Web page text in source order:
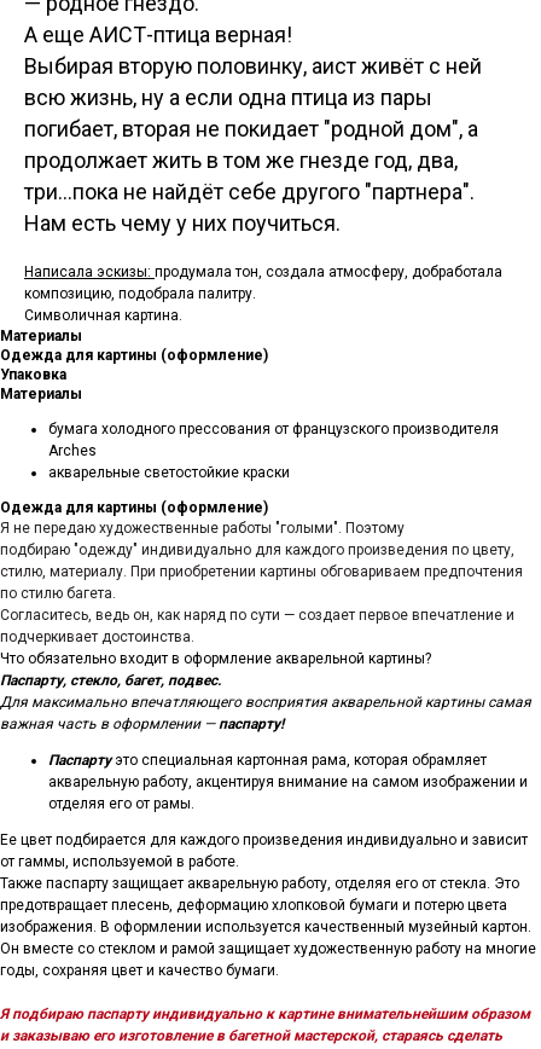
А еще АИСТ-птица верная!
Выбирая вторую половинку, аист живёт с ней
всю жизнь, ну а если одна птица из пары
погибает, вторая не покидает "родной дом", а
продолжает жить в том же гнезде год, два,
три...пока не найдёт себе другого "партнера".
Нам есть чему у них поучиться.
Написала эскизы: продумала тон, создала атмосферу, добработала
композицию, подобрала палитру.
Символичная картина.
Материалы
Одежда для картины (оформление)
Упаковка
Материалы
бумага холодного прессования от французского производителя
Arches
акварельные светостойкие краски
Одежда для картины (оформление)
Я не передаю художественные работы "голыми". Поэтому
подбираю "одежду" индивидуально для каждого произведения по цвету,
стилю, материалу. При приобретении картины обговариваем предпочтения
по стилю багета.
Согласитесь, ведь он, как наряд по сути — создает первое впечатление и
подчеркивает достоинства.
Что обязательно входит в оформление акварельной картины?
Паспарту, стекло, багет, подвес.
Для максимально впечатляющего восприятия акварельной картины самая
важная часть в оформлении —паспарту!
Паспартуэто специальная картонная рама, которая обрамляет
акварельную работу, акцентируя внимание на самом изображении и
отделяя его от рамы.
Ее цвет подбирается для каждого произведения индивидуально и зависит
от гаммы, используемой в работе.
Также паспарту защищает акварельную работу, отделяя его от стекла. Это
предотвращает плесень, деформацию хлопковой бумаги и потерю цвета
изображения. В оформлении используется качественный музейный картон.
Он вместе со стеклом и рамой защищает художественную работу на многие
годы, сохраняя цвет и качество бумаги.
Я подбираю паспарту индивидуально к картине внимательнейшим образом
и заказываю его изготовление в багетной мастерской, стараясь сделать